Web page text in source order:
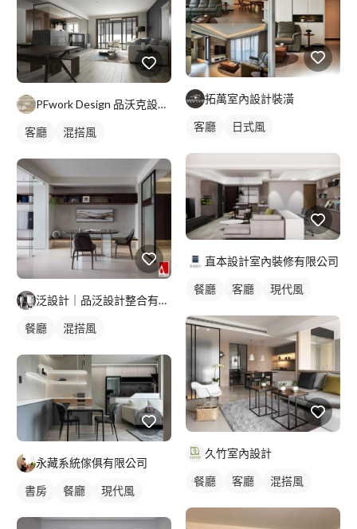
PFwork Design 品沃克設計 l 工程 安信建築經理屢約保證
客廳 混搭風
泛設計｜品泛設計整合有限公司
餐廳 混搭風
永藏系統傢俱有限公司
書房 餐廳 現代風
拓萬室內設計裝潢
客廳 日式風
直本設計室內裝修有限公司
餐廳 客廳 現代風
久竹室內設計
餐廳 客廳 混搭風